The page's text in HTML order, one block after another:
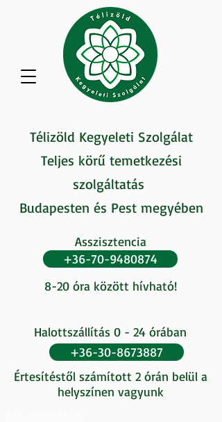
Télizöld Kegyeleti Szolgálat
Teljes körű temetkezési
szolgáltatás
Budapesten és Pest megyében
Asszisztencia
8-20 óra között hívható!
+36-70-9480874
Halottszállítás 0 - 24 órában
Értesítéstől számított 2 órán belül a
helyszínen vagyunk
+36-30-8673887